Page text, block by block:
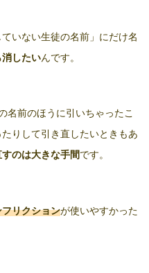
いない生徒の名前」にだけ名
したいんです。
名前のほうに引いちゃったこ
りして引き直したいときもあ
のは大きな手間です。
リクションが使いやすかった